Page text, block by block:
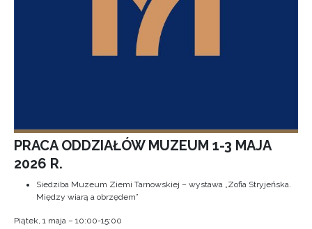
PRACA ODDZIAŁÓW MUZEUM 1-3 MAJA
2026 R.
Siedziba Muzeum Ziemi Tarnowskiej – wystawa „Zofia Stryjeńska.
Między wiarą a obrzędem”
Piątek, 1 maja – 10:00-15:00